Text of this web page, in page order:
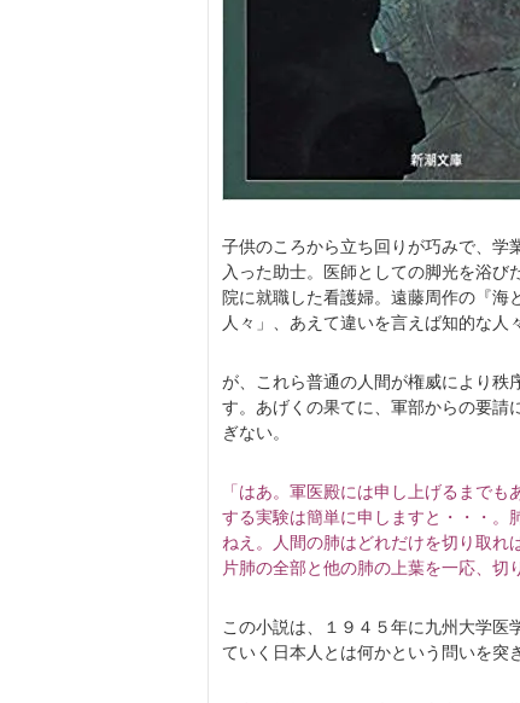
子供のころから立ち回りが巧みで、学
入った助士。医師としての脚光を浴
院に就職した看護婦。遠藤周作の『
人々」、あえて違いを言えば知的な人
が、これら普通の人間が権威により秩
す。あげくの果てに、軍部からの要請
ぎない。
「はあ。軍医殿には申し上げるまで
する実験は簡単に申しますと・・・。
ねえ。人間の肺はどれだけを切り取れ
片肺の全部と他の肺の上葉を一応、切
この小説は、１９４５年に九州大学医
ていく日本人とは何かという問いを突